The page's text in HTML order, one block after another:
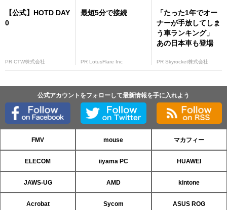
【公式】HOTD DAY
0
PR CTW株式会社
最短5分で接続
PR LotusFlare Inc
「たった1年でオー
ナーが手放してしま
う車ランキング」
あの日本車も登場
PR Skyrocket株式会社
公式アカウントをフォローして最新情報を手に入れよう
FMV mouse マカフィー
ELECOM iiyama PC HUAWEI
JAWS-UG AMD kintone
Acrobat Sycom ASUS ROG